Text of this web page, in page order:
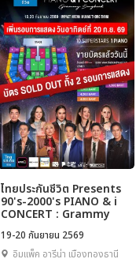
ไทยประกันชีวิต Presents
90's-2000's PIANO & i
CONCERT : Grammy
Songbook
19-20 กันยายน 2569
อิมแพ็ค อารีน่า เมืองทองธานี